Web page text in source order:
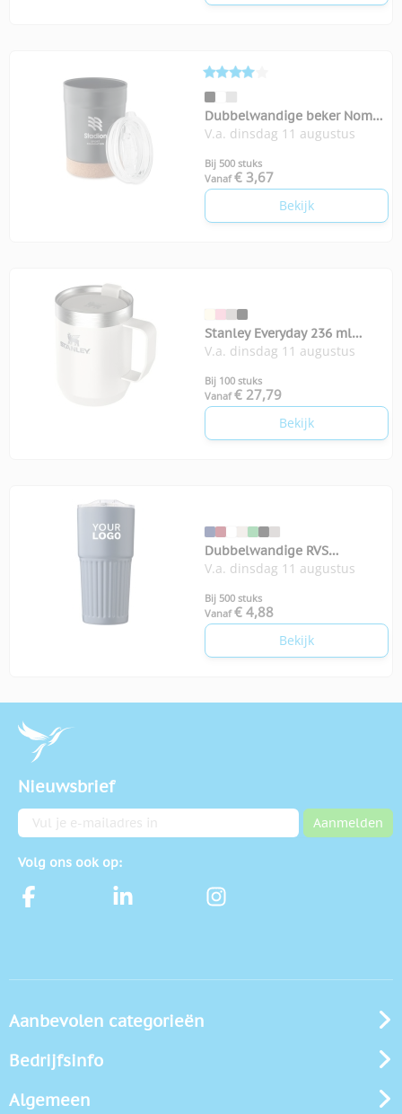
Dubbelwandige beker Nomu
300 ml
V.a. dinsdag 11 augustus
Bij 500 stuks
Vanaf € 3,67
Bekijk
Stanley Everyday 236 ml
kampeermok
V.a. dinsdag 11 augustus
Bij 100 stuks
Vanaf € 27,79
Bekijk
Dubbelwandige RVS
drinkbeker 500 ml Kael
V.a. dinsdag 11 augustus
Bij 500 stuks
Vanaf € 4,88
Bekijk
Nieuwsbrief
E-mailadres Aanmelden
Volg ons ook op:
Aanbevolen categorieën
Bedrijfsinfo
Algemeen